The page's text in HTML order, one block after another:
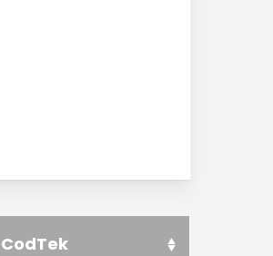
CodTek
Lavora con noi
Contatti